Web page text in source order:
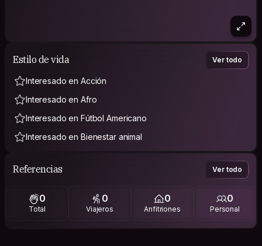
Estilo de vida Ver todo
Interesado en Acción
Interesado en Afro
Interesado en Fútbol Americano
Interesado en Bienestar animal
Referencias Ver todo
0
Total
0
Viajeros
0
Anfitriones
0
Personal